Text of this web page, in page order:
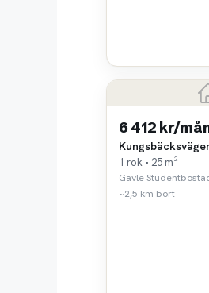
6 412 kr/
1 rok • 25 m²
Gävle
~2,5 km bort